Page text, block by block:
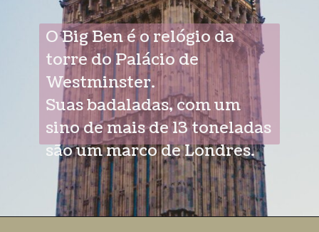
O Big Ben é o relógio da
torre do Palácio de
Westminster.
Suas badaladas, com um
sino de mais de 13 toneladas
são um marco de Londres.